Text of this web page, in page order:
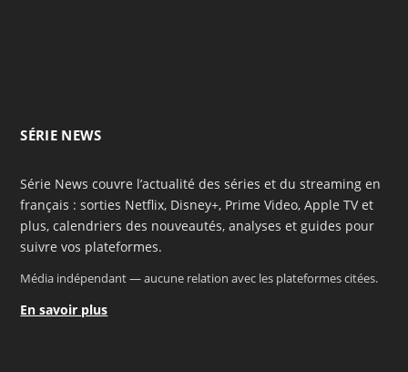
SÉRIE NEWS
Série News couvre l’actualité des séries et du streaming en
français : sorties Netflix, Disney+, Prime Video, Apple TV et
plus, calendriers des nouveautés, analyses et guides pour
suivre vos plateformes.
Média indépendant — aucune relation avec les plateformes citées.
En savoir plus